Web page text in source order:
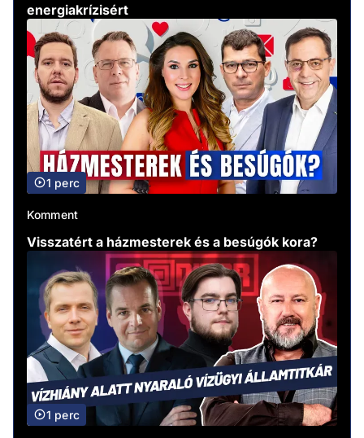
energiakrízisért
1 perc
Komment
Visszatért a házmesterek és a besúgók kora?
1 perc